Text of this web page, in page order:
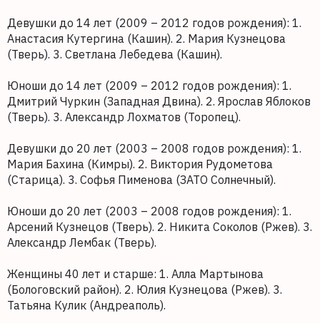
Девушки до 14 лет (2009 – 2012 годов рождения): 1.
Анастасия Кутергина (Кашин). 2. Мария Кузнецова
(Тверь). 3. Светлана Лебедева (Кашин).
Юноши до 14 лет (2009 – 2012 годов рождения): 1.
Дмитрий Чуркин (Западная Двина). 2. Ярослав Яблоков
(Тверь). 3. Александр Лохматов (Торопец).
Девушки до 20 лет (2003 – 2008 годов рождения): 1.
Мария Бахина (Кимры). 2. Виктория Рудометова
(Старица). 3. Софья Пименова (ЗАТО Солнечный).
Юноши до 20 лет (2003 – 2008 годов рождения): 1.
Арсений Кузнецов (Тверь). 2. Никита Соколов (Ржев). 3.
Александр Лембак (Тверь).
Женщины 40 лет и старше: 1. Алла Мартынова
(Бологовский район). 2. Юлия Кузнецова (Ржев). 3.
Татьяна Кулик (Андреаполь).